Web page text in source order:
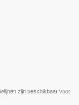
zijn beschikbaar voor